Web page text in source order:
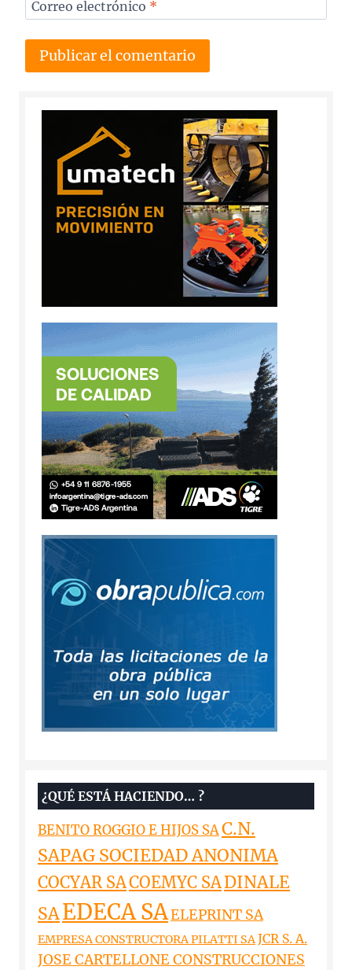
Correo electrónico *
¿QUÉ ESTÁ HACIENDO… ?
BENITO ROGGIO E HIJOS SAC.N.
SAPAG SOCIEDAD ANONIMA
COCYAR SACOEMYC SADINALE
SAEDECA SAELEPRINT SA
EMPRESA CONSTRUCTORA PILATTI SAJCR S. A.
JOSE CARTELLONE CONSTRUCCIONES